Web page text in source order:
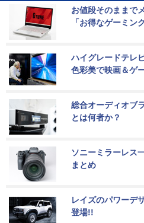
お値段そのままで
「お得なゲーミン
ハイグレードテレ
色彩美で映画＆ゲ
総合オーディオブ
とは何者か？
ソニーミラーレス
まとめ
レイズのパワーデ
登場!!